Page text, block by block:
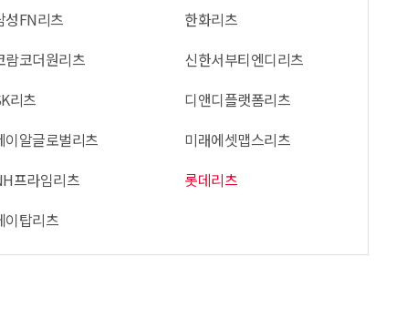
성FN리츠
한화리츠
람코더원리츠
신한서부티엔디리츠
리츠
디앤디플랫폼리츠
이알글로벌리츠
미래에셋맵스리츠
프라임리츠
롯데리츠
이탑리츠